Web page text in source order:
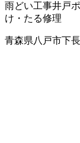
雨どい工事井戸
け・たる修理
青森県八戸市下